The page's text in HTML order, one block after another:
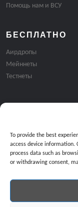
To provide the best
access device information.
process data such as
or withdrawing consent,
Помощь нам и ВСУ
БЕСПЛАТНО
Аирдропы
Мейннеты
Тестнеты
Продолжая, вы